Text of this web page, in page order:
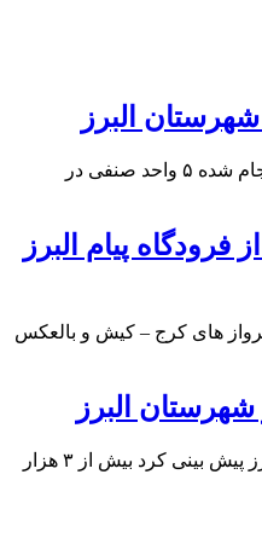
محمد نصیری گفت: در ۴۵ بازدید انجام شده ۵ واحد صنفی در
پیام البرز
های کرج – کیش و بالعکس
البرز
مدیر جهاد کشاورزی شهرستان البرز پیش بینی کرد بیش از ۳ هزار